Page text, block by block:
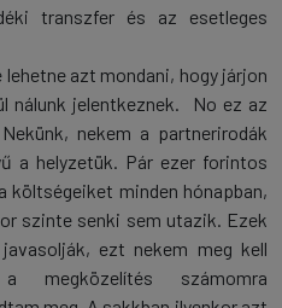
transzfer és az esetleges
azt mondani, hogy járjon
nálunk jelentkeznek. No ez az
nekem a partnerirodák
a helyzetük. Pár ezer forintos
költségeiket minden hónapban,
szinte senki sem utazik. Ezek
ezt nekem meg kell
megközelítés számomra